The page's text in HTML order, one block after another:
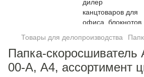
Товары для делопроизводства
Папка-скоросшиватель
00-A, А4, ассортимент